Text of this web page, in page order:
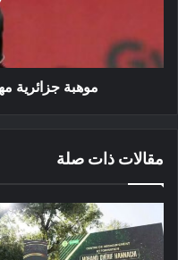
موهبة جزائرية
مقالات ذات صلة